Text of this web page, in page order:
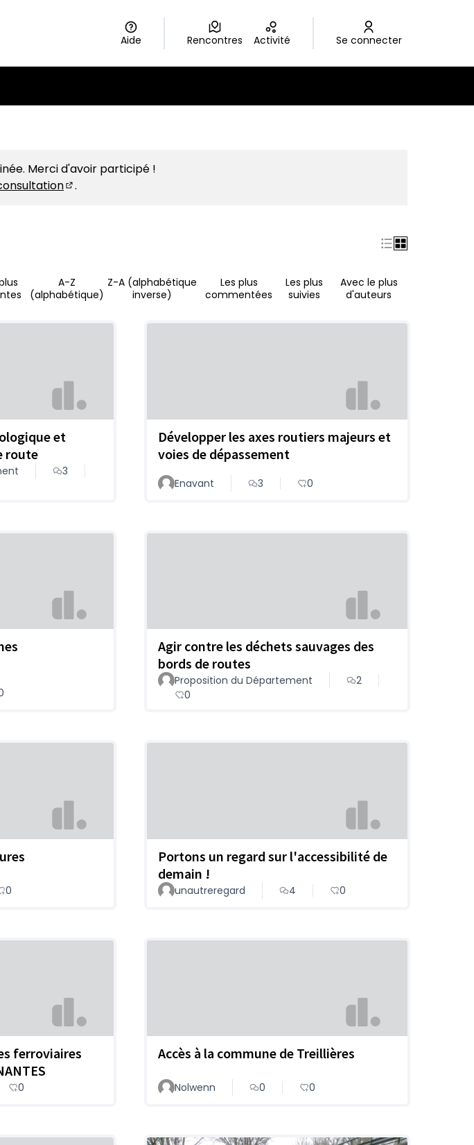
Aide Rencontres Activité Se connecter
Merci d'avoir participé !
.
A-Z
(alphabétique)
Z-A (alphabétique
inverse)
Les plus
commentées
Les plus
suivies
Avec le plus
d'auteurs
et
route
3
Développer les axes routiers majeurs et
voies de dépassement
Enavant 3 0
Agir contre les déchets sauvages des
bords de routes
Proposition du Département
2
0
0
Portons un regard sur l'accessibilité de
demain !
unautreregard 4 0
ferroviaires
0
Accès à la commune de Treillières
Nolwenn 0 0